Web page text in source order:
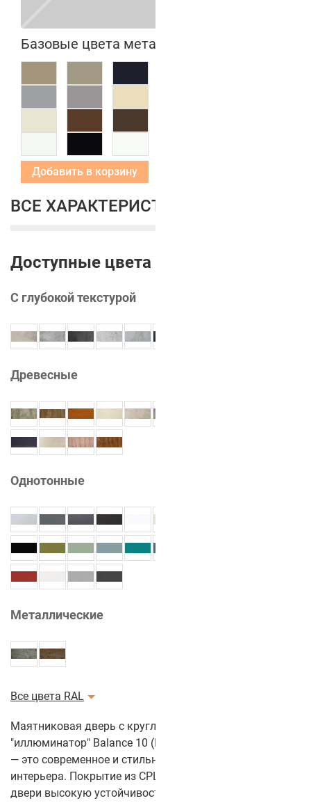
Базовые цвета металлических коробок
Добавить в корзину
ВСЕ ХАРАКТЕРИСТИКИ
Доступные цвета
С глубокой текстурой
Древесные
Однотонные
Металлические
Все цвета RAL
Маятниковая дверь с круглым стеклом
"иллюминатор" Balance 10 (Цвет полотна: Венге Velvet)
— это современное и стильное решение для любого
интерьера. Покрытие из CPL-пластика обеспечивает
двери высокую устойчивость к износу и